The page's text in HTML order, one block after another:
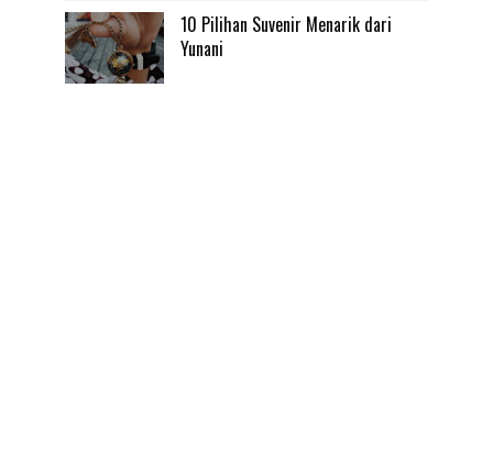
10 Pilihan Suvenir Menarik dari
Yunani